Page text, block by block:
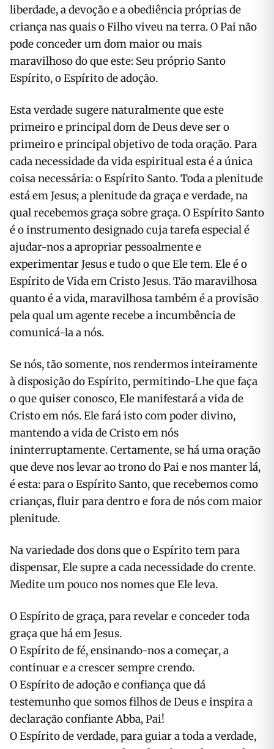
liberdade, a devoção e a obediência próprias de
criança nas quais o Filho viveu na terra. O Pai não
pode conceder um dom maior ou mais
maravilhoso do que este: Seu próprio Santo
Espírito, o Espírito de adoção.
Esta verdade sugere naturalmente que este
primeiro e principal dom de Deus deve ser o
primeiro e principal objetivo de toda oração. Para
cada necessidade da vida espiritual esta é a única
coisa necessária: o Espírito Santo. Toda a plenitude
está em Jesus; a plenitude da graça e verdade, na
qual recebemos graça sobre graça. O Espírito Santo
é o instrumento designado cuja tarefa especial é
ajudar-nos a apropriar pessoalmente e
experimentar Jesus e tudo o que Ele tem. Ele é o
Espírito de Vida em Cristo Jesus. Tão maravilhosa
quanto é a vida, maravilhosa também é a provisão
pela qual um agente recebe a incumbência de
comunicá-la a nós.
Se nós, tão somente, nos rendermos inteiramente
à disposição do Espírito, permitindo-Lhe que faça
o que quiser conosco, Ele manifestará a vida de
Cristo em nós. Ele fará isto com poder divino,
mantendo a vida de Cristo em nós
ininterruptamente. Certamente, se há uma oração
que deve nos levar ao trono do Pai e nos manter lá,
é esta: para o Espírito Santo, que recebemos como
crianças, fluir para dentro e fora de nós com maior
plenitude.
Na variedade dos dons que o Espírito tem para
dispensar, Ele supre a cada necessidade do crente.
Medite um pouco nos nomes que Ele leva.
O Espírito de graça, para revelar e conceder toda
graça que há em Jesus.
O Espírito de fé, ensinando-nos a começar, a
continuar e a crescer sempre crendo.
O Espírito de adoção e confiança que dá
testemunho que somos filhos de Deus e inspira a
declaração confiante Abba, Pai!
O Espírito de verdade, para guiar a toda a verdade,